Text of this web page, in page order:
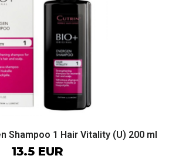
Shampoo 1 Hair Vitality (U) 200 ml
13.5 EUR